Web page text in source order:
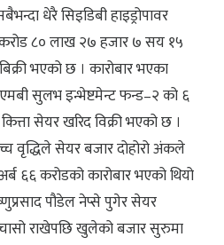
धेरै सिइडिबी हाइड्रोपावर
८० लाख २७ हजार ७ सय १५
भएको छ । कारोबार भएका
सुलभ इन्भेष्टमेन्ट फन्ड–२ को ६
सेयर खरिद विक्री भएको छ ।
वृद्धिले सेयर बजार दोहोरो अंकले
६६ करोडको कारोबार भएको थियो
पौडेल नेप्से पुगेर सेयर
राखेपछि खुलेको बजार सुरुमा